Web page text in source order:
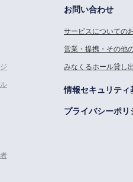
お問い合わせ
サービスについての
営業・提携・その他
みなくるホール貸し
情報セキュリティ
プライバシーポリ